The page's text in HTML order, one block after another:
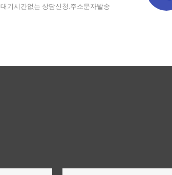
대기시간없는 상담신청,주소문자발송